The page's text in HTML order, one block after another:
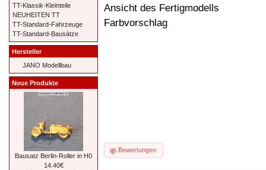
Ansicht des Fertigmodells
Farbvorschlag
Bewertungen
TT-Klassik-Kleinteile
NEUHEITEN TT
TT-Standard-Fahrzeuge
TT-Standard-Bausätze
Hersteller
JANO Modellbau
Neue Produkte
Bausatz Berlin-Roller in H0
14.40€